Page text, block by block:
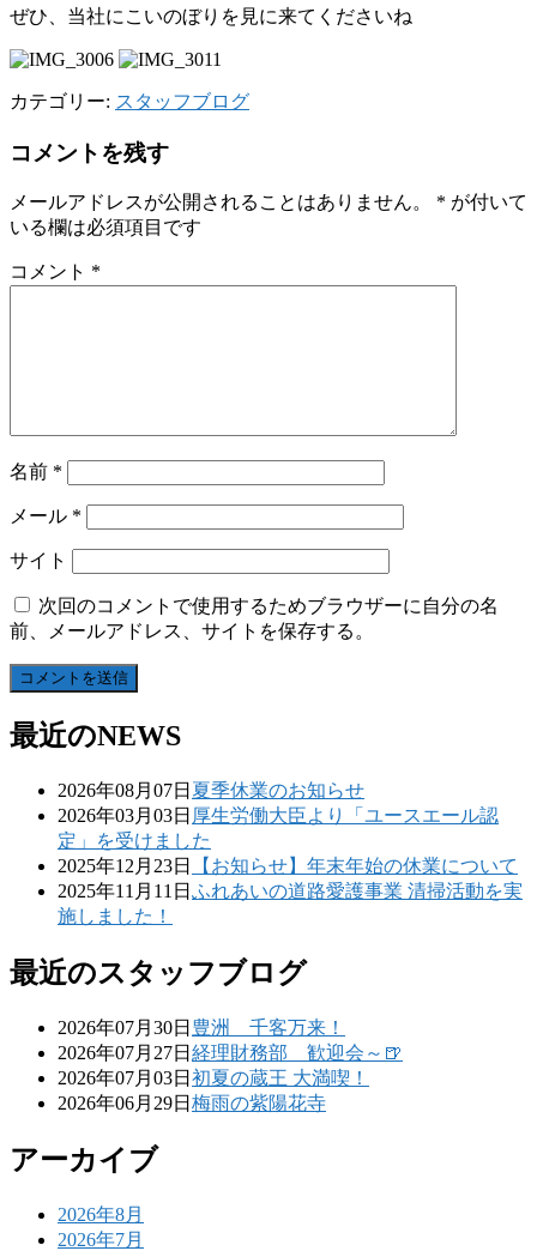
ぜひ、当社にこいのぼりを見に来てくださいね
カテゴリー: スタッフブログ
コメントを残す
メールアドレスが公開されることはありません。 * が付いて
いる欄は必須項目です
コメント *
名前 *
メール *
サイト
次回のコメントで使用するためブラウザーに自分の名
前、メールアドレス、サイトを保存する。
最近のNEWS
2026年08月07日 夏季休業のお知らせ
2026年03月03日 厚生労働大臣より「ユースエール認
定」を受けました
2025年12月23日
【お知らせ】年末年始の休業について
2025年11月11日 ふれあいの道路愛護事業 清掃活動を実
施しました！
最近のスタッフブログ
2026年07月30日 豊洲 千客万来！
2026年07月27日 経理財務部 歓迎会～🍺
2026年07月03日 初夏の蔵王 大満喫！
2026年06月29日 梅雨の紫陽花寺
アーカイブ
2026年8月
2026年7月